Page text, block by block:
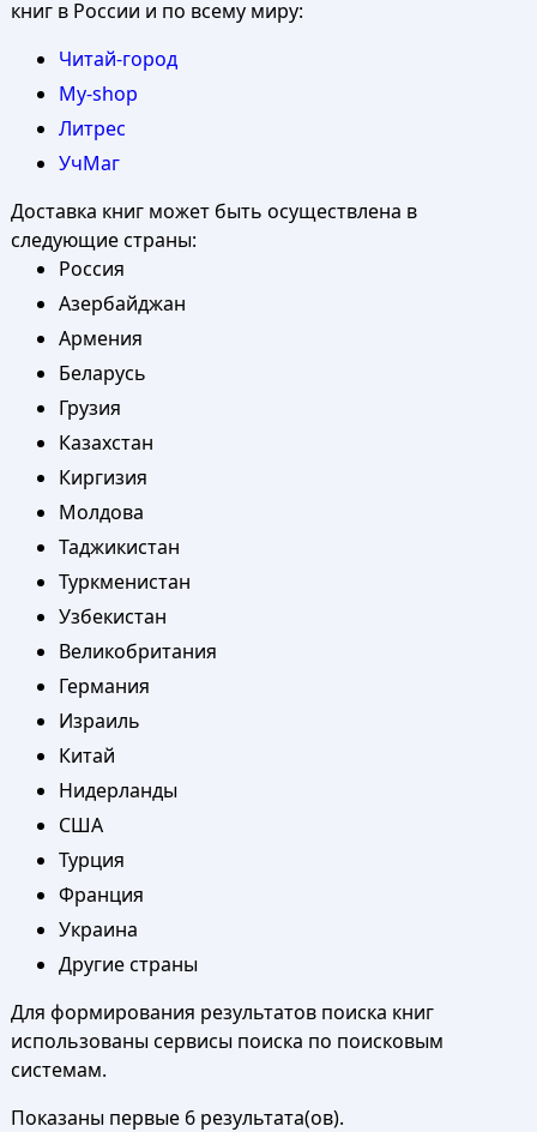
книг в России и по всему миру:
Читай-город
My-shop
Литрес
УчМаг
Доставка книг может быть осуществлена в
следующие страны:
Россия
Азербайджан
Армения
Беларусь
Грузия
Казахстан
Киргизия
Молдова
Таджикистан
Туркменистан
Узбекистан
Великобритания
Германия
Израиль
Китай
Нидерланды
США
Турция
Франция
Украина
Другие страны
Для формирования результатов поиска книг
использованы сервисы поиска по поисковым
системам.
Показаны первые 6 результата(ов).